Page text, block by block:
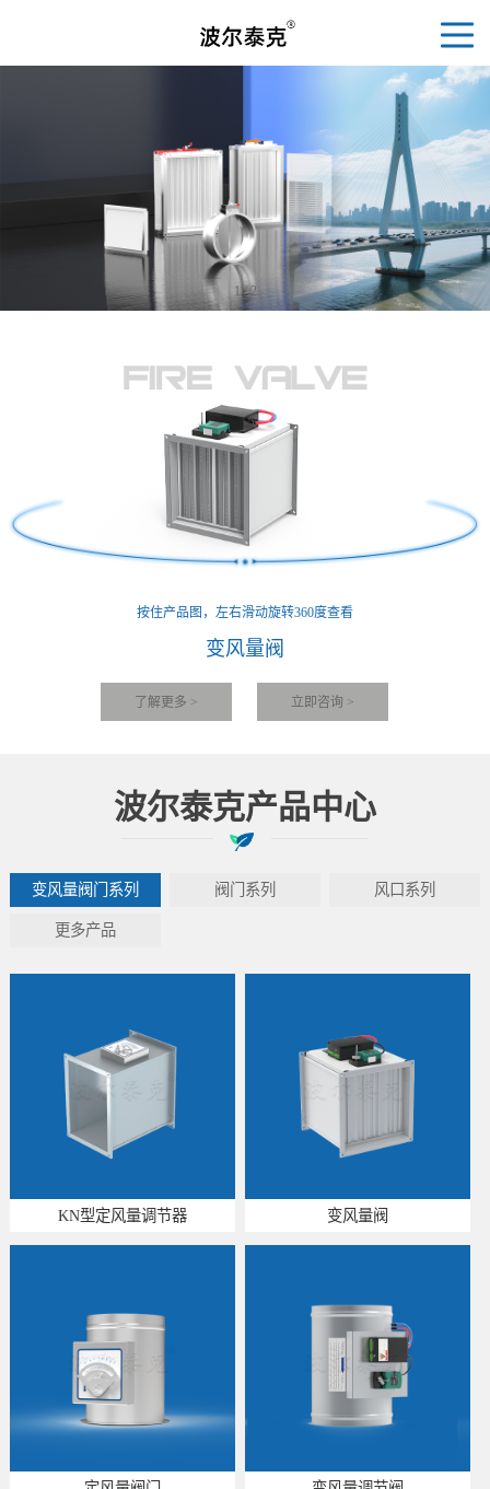
1/2
按住产品图，左右滑动旋转360度查看
变风量阀
了解更多 > 立即咨询 >
波尔泰克产品中心
变风量阀门系列 阀门系列 风口系列
更多产品
KN型定风量调节器 变风量阀